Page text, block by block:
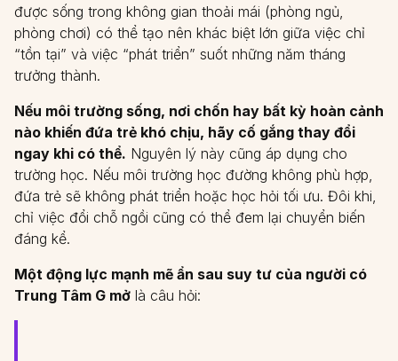
được sống trong không gian thoải mái (phòng ngủ,
phòng chơi) có thể tạo nên khác biệt lớn giữa việc chỉ
“tồn tại” và việc “phát triển” suốt những năm tháng
trưởng thành.
Nếu môi trường sống, nơi chốn hay bất kỳ hoàn cảnh
nào khiến đứa trẻ khó chịu, hãy cố gắng thay đổi
ngay khi có thể. Nguyên lý này cũng áp dụng cho
trường học. Nếu môi trường học đường không phù hợp,
đứa trẻ sẽ không phát triển hoặc học hỏi tối ưu. Đôi khi,
chỉ việc đổi chỗ ngồi cũng có thể đem lại chuyển biến
đáng kể.
Một động lực mạnh mẽ ẩn sau suy tư của người có
Trung Tâm G mở là câu hỏi: